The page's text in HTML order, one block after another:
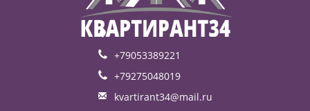
+79053389221
+79275048019
kvartirant34@mail.ru